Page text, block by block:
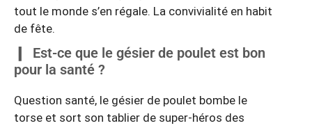
tout le monde s’en régale. La convivialité en habit
de fête.
Est-ce que le gésier de poulet est bon
pour la santé ?
Question santé, le gésier de poulet bombe le
torse et sort son tablier de super-héros des